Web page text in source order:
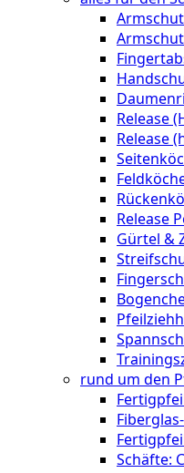
Release
Release
Release
Gürtel &
rund um den
Schäfte: